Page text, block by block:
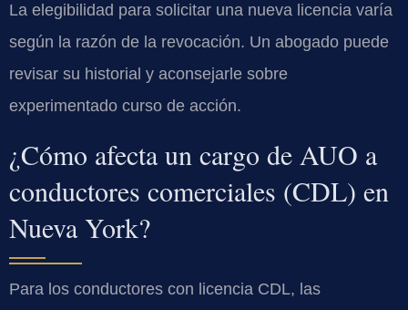
La elegibilidad para solicitar una nueva licencia varía
según la razón de la revocación. Un abogado puede
revisar su historial y aconsejarle sobre
experimentado curso de acción.
¿Cómo afecta un cargo de AUO a
conductores comerciales (CDL) en
Nueva York?
Para los conductores con licencia CDL, las